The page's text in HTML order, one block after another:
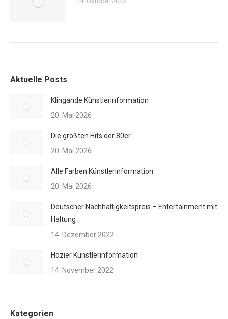
Aktuelle Posts
Klingande Künstlerinformation
20. Mai 2026
Die größten Hits der 80er
20. Mai 2026
Alle Farben Künstlerinformation
20. Mai 2026
Deutscher Nachhaltigkeitspreis – Entertainment mit
Haltung
14. Dezember 2022
Hozier Künstlerinformation
14. November 2022
Kategorien